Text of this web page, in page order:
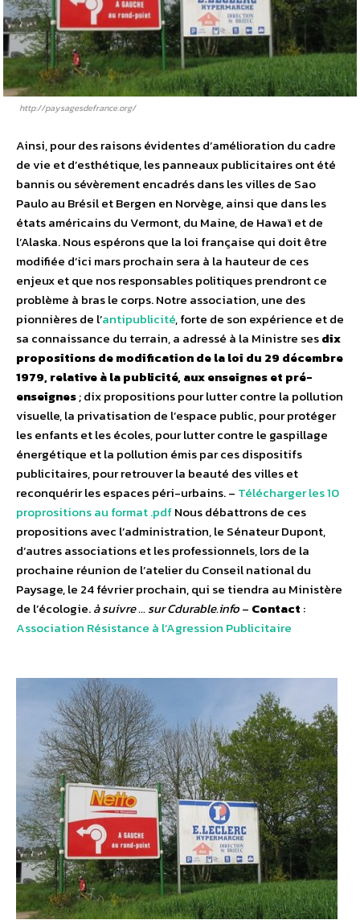
http://paysagesdefrance.org/
Ainsi, pour des raisons évidentes d’amélioration du cadre
de vie et d’esthétique, les panneaux publicitaires ont été
bannis ou sévèrement encadrés dans les villes de Sao
Paulo au Brésil et Bergen en Norvège, ainsi que dans les
états américains du Vermont, du Maine, de Hawaï et de
l’Alaska. Nous espérons que la loi française qui doit être
modifiée d’ici mars prochain sera à la hauteur de ces
enjeux et que nos responsables politiques prendront ce
problème à bras le corps. Notre association, une des
pionnières de l’antipublicité, forte de son expérience et de
sa connaissance du terrain, a adressé à la Ministre sesdix
propositions de modification de la loi du 29 décembre
1979, relative à la publicité, aux enseignes et pré-
enseignes; dix propositions pour lutter contre la pollution
visuelle, la privatisation de l’espace public, pour protéger
les enfants et les écoles, pour lutter contre le gaspillage
énergétique et la pollution émis par ces dispositifs
publicitaires, pour retrouver la beauté des villes et
reconquérir les espaces péri-urbains. – Télécharger les 10
proprositions au format .pdfNous débattrons de ces
propositions avec l’administration, le Sénateur Dupont,
d’autres associations et les professionnels, lors de la
prochaine réunion de l’atelier du Conseil national du
Paysage, le 24 février prochain, qui se tiendra au Ministère
de l’écologie.à suivre … sur Cdurable.info– Contact :
Association Résistance à l’Agression Publicitaire